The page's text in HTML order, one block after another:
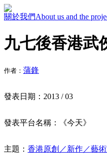
關於我們About us and the
九七後香港武
作者： 蒲鋒
發表日期： 2013 / 03
發表平台名稱： 《今天》
主題： 香港原創／新作／藝